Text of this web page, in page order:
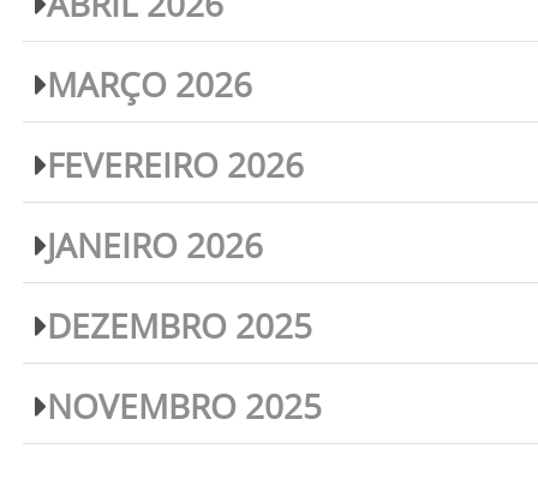
MARÇO 2026
FEVEREIRO 2026
JANEIRO 2026
DEZEMBRO 2025
NOVEMBRO 2025